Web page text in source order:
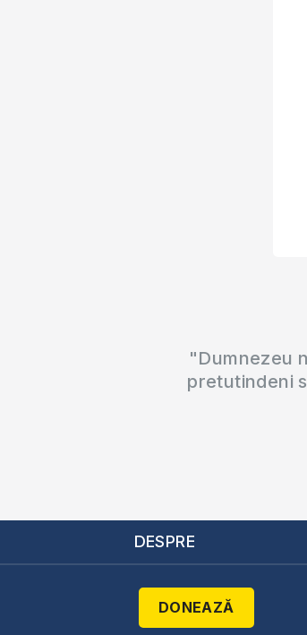
"Dumnezeu
pretutindeni
DESPRE
DONEAZĂ